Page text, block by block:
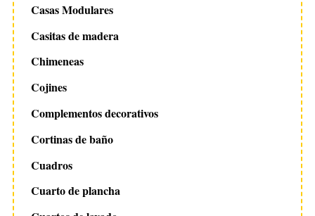
Casas Modulares
Casitas de madera
Chimeneas
Cojines
Complementos decorativos
Cortinas de baño
Cuadros
Cuarto de plancha